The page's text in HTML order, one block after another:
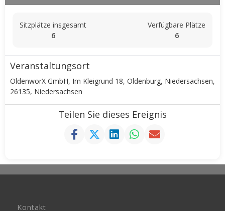
Sitzplätze insgesamt
6
Verfügbare Plätze
6
Veranstaltungsort
OldenworX GmbH, Im Kleigrund 18, Oldenburg, Niedersachsen,
26135, Niedersachsen
Teilen Sie dieses Ereignis
Kontakt